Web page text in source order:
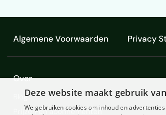
Algemene Voorwaarden Privacy
Over
Blog
Prijzen en abonnementen
Deze website maakt gebruik
We gebruiken cookies om inhoud en